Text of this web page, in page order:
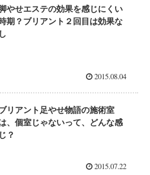
やせエステの効果を感じにくい
期？ブリアント２回目は効果な
し
2015.08.04
リアント足やせ物語の施術室
、個室じゃないって、どんな感
じ？
2015.07.22